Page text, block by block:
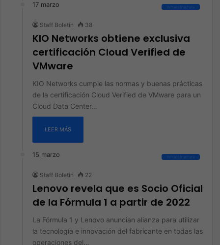
17 marzo Infraestructura
Staff Boletín 38
KIO Networks obtiene exclusiva
certificación Cloud Verified de
VMware
KIO Networks cumple las normas y buenas prácticas
de la certificación Cloud Verified de VMware para un
Cloud Data Center…
LEER MÁS
15 marzo Infraestructura
Staff Boletín 22
Lenovo revela que es Socio Oficial
de la Fórmula 1 a partir de 2022
La Fórmula 1 y Lenovo anuncian alianza para utilizar
la tecnología e innovación del fabricante en todas las
operaciones del…